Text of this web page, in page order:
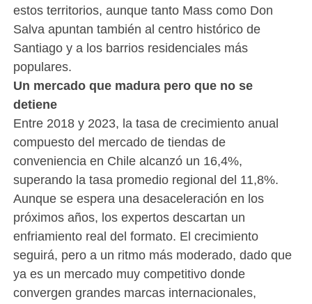
estos territorios, aunque tanto Mass como Don
Salva apuntan también al centro histórico de
Santiago y a los barrios residenciales más
populares.
Un mercado que madura pero que no se
detiene
Entre 2018 y 2023, la tasa de crecimiento anual
compuesto del mercado de tiendas de
conveniencia en Chile alcanzó un 16,4%,
superando la tasa promedio regional del 11,8%.
Aunque se espera una desaceleración en los
próximos años, los expertos descartan un
enfriamiento real del formato. El crecimiento
seguirá, pero a un ritmo más moderado, dado que
ya es un mercado muy competitivo donde
convergen grandes marcas internacionales,